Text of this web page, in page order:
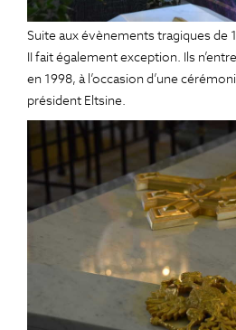
Suite aux évènements tragiques de
II fait également exception. Ils
en 1998, à l’occasion d’une
président Eltsine.